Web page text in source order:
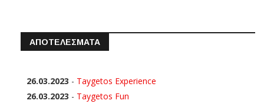
ΑΠΟΤΕΛΕΣΜΑΤΑ
26.03.2023 - Taygetos Experience
26.03.2023 - Taygetos Fun